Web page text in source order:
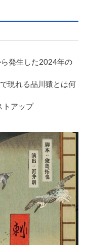
発生した2024年の
現れる品川猿とは何
トアップ